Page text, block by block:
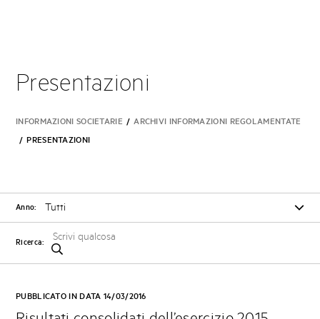
Presentazioni
INFORMAZIONI SOCIETARIE / ARCHIVI INFORMAZIONI REGOLAMENTATE
/ PRESENTAZIONI
Anno:
Ricerca:
PUBBLICATO IN DATA 14/03/2016